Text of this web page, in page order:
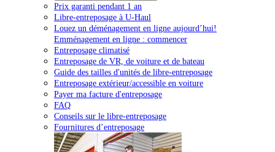
Prix garanti pendant 1 an
Libre-entreposage à U-Haul
Louez un déménagement en ligne aujourd’hui!
Emménagement en ligne : commencer
Entreposage climatisé
Entreposage de VR, de voiture et de bateau
Guide des tailles d'unités de libre-entreposage
Entreposage extérieur/accessible en voiture
Payer ma facture d'entreposage
FAQ
Conseils sur le libre-entreposage
Fournitures d’entreposage